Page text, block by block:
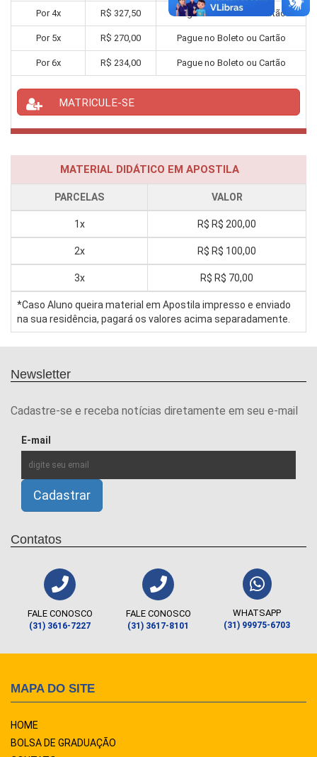
Por4x R$ 327,50 Pague no Boleto ou Cartão
Por 5x R$ 270,00 Pague no Boleto ou Cartão
Por6x R$ 234,00 Pague no Boleto ou Cartão
MATRICULE-SE
MATERIAL DIDÁTICO EM APOSTILA
PARCELAS VALOR
1x R$ R$ 200,00
2x R$ R$ 100,00
3x R$ R$ 70,00
*Caso Aluno queira material em Apostila impresso e enviado
na sua residência, pagará os valores acima separadamente.
Newsletter
Cadastre-se e receba notícias diretamente em seu e-mail
E-mail
Contatos
FALE CONOSCO
(31) 3616-7227
FALE CONOSCO
(31) 3617-8101
WHATSAPP
(31) 99975-6703
MAPA DO SITE
HOME
BOLSA DE GRADUAÇÃO